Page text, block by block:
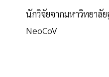
นักวิจัยจากมหาวิทยาลั
NeoCoV